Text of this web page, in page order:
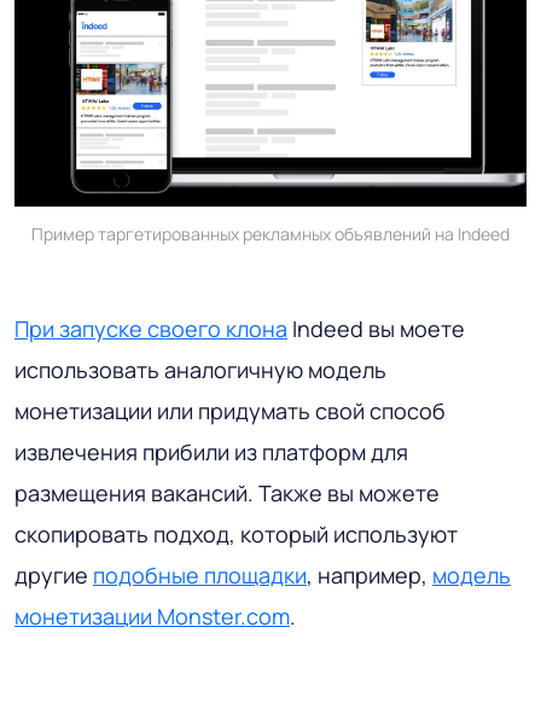
Пример таргетированных рекламных объявлений на Indeed
При запуске своего клона Indeed вы моете
использовать аналогичную модель
монетизации или придумать свой способ
извлечения прибили из платформ для
размещения вакансий. Также вы можете
скопировать подход, который используют
другие подобные площадки, например, модель
монетизации Monster.com.